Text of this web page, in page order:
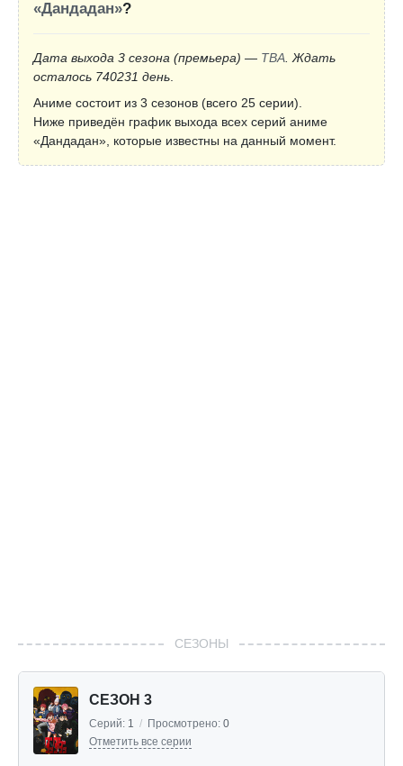
«Дандадан»?
Дата выхода 3 сезона (премьера) — TBA. Ждать
осталось 740231 день.
Аниме состоит из 3 сезонов (всего 25 серии).
Ниже приведён график выхода всех серий аниме
«Дандадан», которые известны на данный момент.
СЕЗОНЫ
СЕЗОН 3
Серий: 1 / Просмотрено: 0
Отметить все серии